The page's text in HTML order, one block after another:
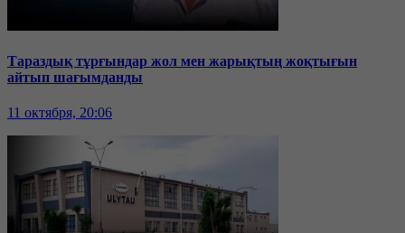
Тараздық тұрғындар жол мен жарықтың жоқтығын
айтып шағымданды
11 октября, 20:06